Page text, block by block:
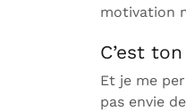
motivation
C’est
Et je me
pas envie